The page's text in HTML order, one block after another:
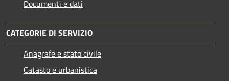
Documenti e dati
CATEGORIE DI SERVIZIO
Anagrafe e stato civile
Catasto e urbanistica